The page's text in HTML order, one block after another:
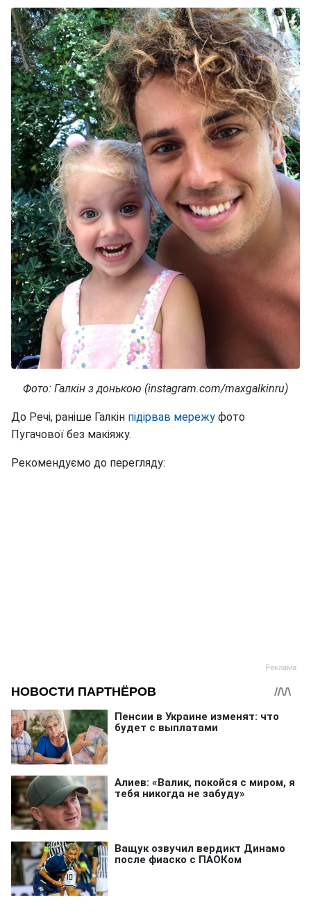
Фото: Галкін з донькою (instagram.com/maxgalkinru)
До Речі, раніше Галкін підірвав мережу фото
Пугачової без макіяжу.
Рекомендуємо до перегляду: